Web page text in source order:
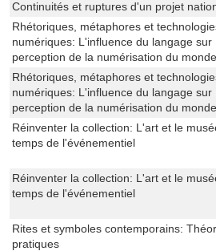
Continuités et ruptures d'un projet
Rhétoriques, métaphores et
numériques: L'influence du langage sur
perception de la numérisation du monde
Rhétoriques, métaphores et
numériques: L'influence du langage sur
perception de la numérisation du monde
Réinventer la collection: L'art et le
temps de l'événementiel
Réinventer la collection: L'art et le
temps de l'événementiel
Rites et symboles contemporains:
pratiques